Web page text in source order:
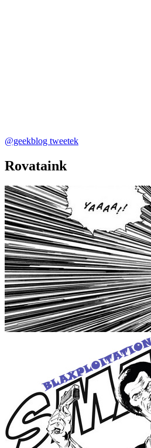
@geekblog tweetek
Rovataink